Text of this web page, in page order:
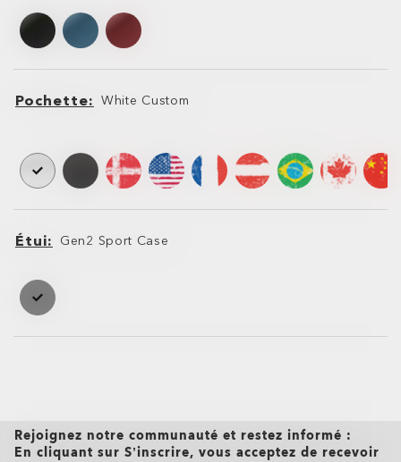
Pochette White Custom
Étui Gen2 Sport Case
Rejoignez notre communauté et restez informé :
En cliquant sur S’inscrire, vous acceptez de recevoir